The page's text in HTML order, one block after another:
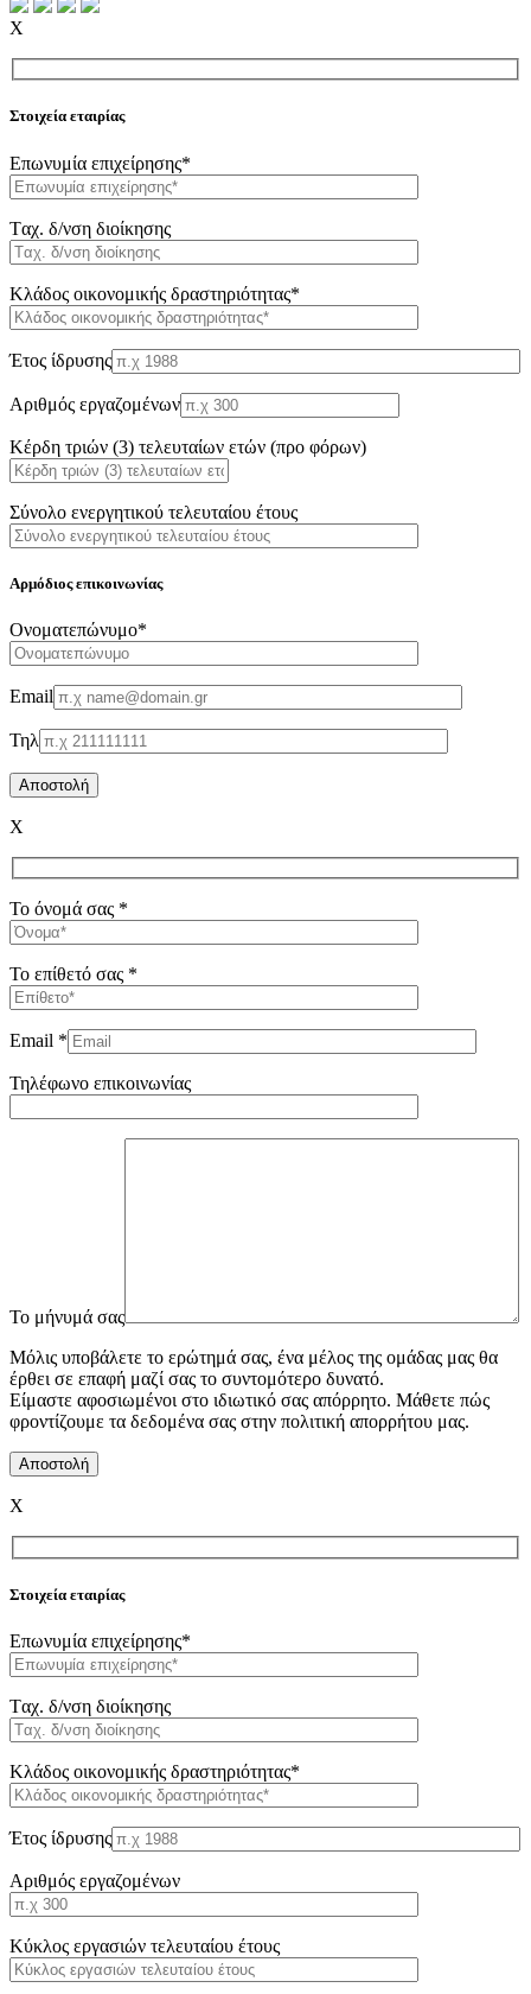
X
Στοιχεία εταιρίας
Επωνυμία επιχείρησης*
Tαχ. δ/νση διοίκησης
Κλάδος οικονομικής δραστηριότητας*
Έτος ίδρυσης
Αριθμός εργαζομένων
Κέρδη τριών (3) τελευταίων ετών (προ φόρων)
Σύνολο ενεργητικού τελευταίου έτους
Αρμόδιος επικοινωνίας
Oνοματεπώνυμο*
Email
Τηλ
X
Το όνομά σας *
Το επίθετό σας *
Email *
Τηλέφωνο επικοινωνίας
To μήνυμά σας
Μόλις υποβάλετε το ερώτημά σας, ένα μέλος της ομάδας μας θα
έρθει σε επαφή μαζί σας το συντομότερο δυνατό.
Είμαστε αφοσιωμένοι στο ιδιωτικό σας απόρρητο. Μάθετε πώς
φροντίζουμε τα δεδομένα σας στην πολιτική απορρήτου μας.
X
Στοιχεία εταιρίας
Επωνυμία επιχείρησης*
Tαχ. δ/νση διοίκησης
Κλάδος οικονομικής δραστηριότητας*
Έτος ίδρυσης
Αριθμός εργαζομένων
Κύκλος εργασιών τελευταίου έτους